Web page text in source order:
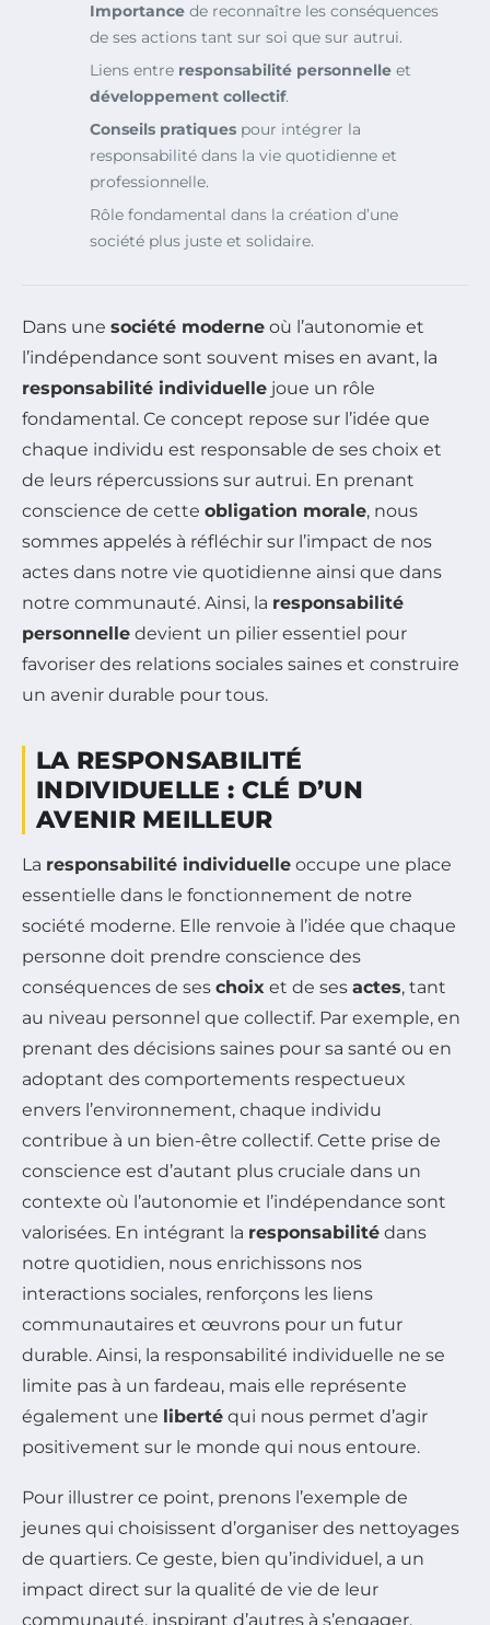
Importance de reconnaître les conséquences
de ses actions tant sur soi que sur autrui.
Liens entre responsabilité personnelle et
développement collectif.
Conseils pratiques pour intégrer la
responsabilité dans la vie quotidienne et
professionnelle.
Rôle fondamental dans la création d’une
société plus juste et solidaire.
Dans une société moderne où l’autonomie et
l’indépendance sont souvent mises en avant, la
responsabilité individuelle joue un rôle
fondamental. Ce concept repose sur l’idée que
chaque individu est responsable de ses choix et
de leurs répercussions sur autrui. En prenant
conscience de cette obligation morale, nous
sommes appelés à réfléchir sur l’impact de nos
actes dans notre vie quotidienne ainsi que dans
notre communauté. Ainsi, la responsabilité
personnelle devient un pilier essentiel pour
favoriser des relations sociales saines et construire
un avenir durable pour tous.
LA RESPONSABILITÉ
INDIVIDUELLE : CLÉ D’UN
AVENIR MEILLEUR
La responsabilité individuelle occupe une place
essentielle dans le fonctionnement de notre
société moderne. Elle renvoie à l’idée que chaque
personne doit prendre conscience des
conséquences de ses choix et de ses actes, tant
au niveau personnel que collectif. Par exemple, en
prenant des décisions saines pour sa santé ou en
adoptant des comportements respectueux
envers l’environnement, chaque individu
contribue à un bien-être collectif. Cette prise de
conscience est d’autant plus cruciale dans un
contexte où l’autonomie et l’indépendance sont
valorisées. En intégrant la responsabilité dans
notre quotidien, nous enrichissons nos
interactions sociales, renforçons les liens
communautaires et œuvrons pour un futur
durable. Ainsi, la responsabilité individuelle ne se
limite pas à un fardeau, mais elle représente
également une liberté qui nous permet d’agir
positivement sur le monde qui nous entoure.
Pour illustrer ce point, prenons l’exemple de
jeunes qui choisissent d’organiser des nettoyages
de quartiers. Ce geste, bien qu’individuel, a un
impact direct sur la qualité de vie de leur
communauté, inspirant d’autres à s’engager.